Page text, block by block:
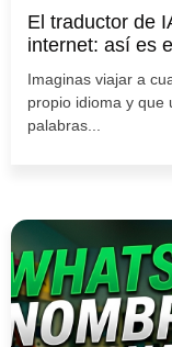
El traductor de
internet: así es
Imaginas viajar a
propio idioma y que
palabras...